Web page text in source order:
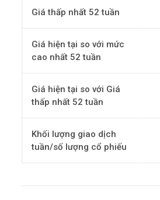
Giá thấp nhất 52 tuần
Giá hiện tại so với mức
cao nhất 52 tuần
Giá hiện tại so với Giá
thấp nhất 52 tuần
Khối lượng giao dịch
tuần/số lượng cổ phiếu